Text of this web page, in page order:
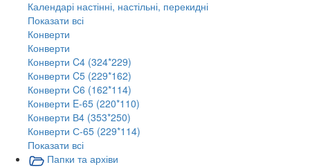
Календарі настінні, настільні, перекидні
Показати всі
Конверти
Конверти
Конверти C4 (324*229)
Конверти C5 (229*162)
Конверти C6 (162*114)
Конверти E-65 (220*110)
Конверти В4 (353*250)
Конверти С-65 (229*114)
Показати всі
Папки та архіви